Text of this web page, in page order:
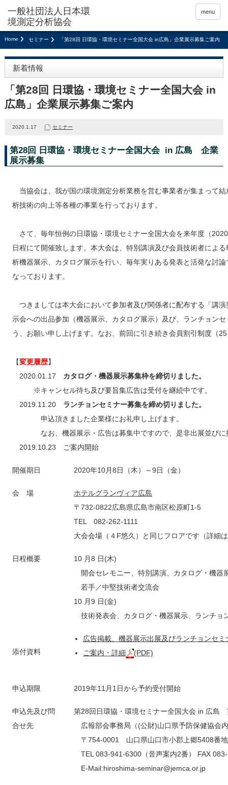
menu
Home セミナー 「第28回 日環協・環境セミナー全国大会 in広島」企業展示募集ご案内
新着情報
「第28回 日環協・環境セミナー全国大会 in
広島」企業展示募集ご案内
2020.1.17 セミナー
第28回 日環協・環境セミナー全国大会 in 広島 企業
展示募集
当協会は、我が国の環境測定分析業務を営む事業者が集まって
析技術の向上等各種の事業を行っております。
さて、毎年恒例の日環協・環境セミナー全国大会を来年度（
日程にて開催致します。本大会は、特別講演及び会員技術者によ
析機器展示、カタログ展示を行い、毎年実りある発表と活発な討
なっております。
つきましては本大会において参加者及び関係者に配布する「講
示会への出品参加（機器展示、カタログ展示）及び、ランチョン
う、お願い申し上げます。なお、前回に引き続き会員割引制度（
【変更履歴】
2020.01.17 カタログ・機器展示募集枠を締切りました。
※キャンセル待ち及び要旨集広告は受付を継続中です。
2019.11.20 ランチョンセミナー募集を締め切りました。
申込頂きました企業様にお礼申し上げます。
なお、機器展示・広告は募集中ですので、是非出展並び
2019.10.23 ご案内開始
開催期日 2020年10月8日（木）～9日（金）
会 場
ホテルグランヴィア広島
〒732-0822広島県広島市南区松原町1-5
TEL 082-262-1111
大会会場（４F悠久）と同じフロアです（詳細
日程概要
10 月8 日(木)
開会セレモニー、特別講演、カタログ・機器
若手／中堅技術者交流会
10 月9 日(金)
技術発表会、カタログ・機器展示、ランチョ
添付資料
広告掲載、機器展示出展及びランチョンセ
ご案内・詳細
(PDF)
申込期限 2019年11月1日から予約受付開始
申込先及び問
合せ先
第28回日環協・環境セミナー全国大会 in 広島
広報部会事務局（(公財)山口県予防保健協
〒754-0001 山口県山口市小郡上郷5408番
TEL 083-941-6300（音声案内2番） FAX
E-Mail:hiroshima-seminar@jemca.or.jp